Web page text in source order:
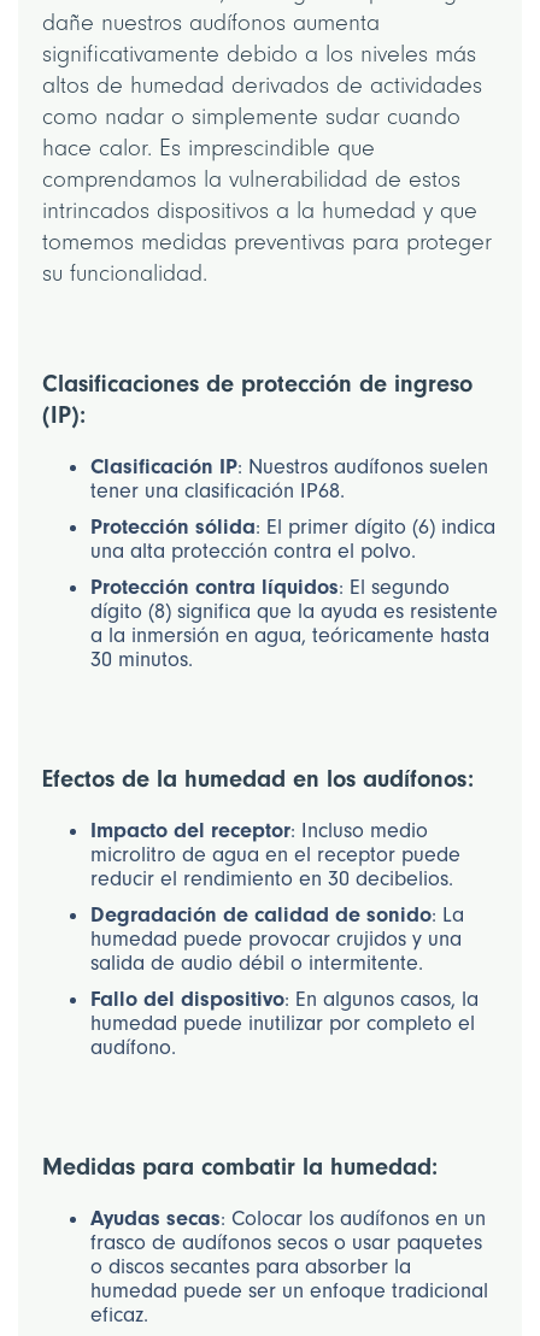
dañe nuestros audífonos aumenta
significativamente debido a los niveles más
altos de humedad derivados de actividades
como nadar o simplemente sudar cuando
hace calor. Es imprescindible que
comprendamos la vulnerabilidad de estos
intrincados dispositivos a la humedad y que
tomemos medidas preventivas para proteger
su funcionalidad.
Clasificaciones de protección de ingreso
(IP):
Clasificación IP: Nuestros audífonos suelen
tener una clasificación IP68.
Protección sólida: El primer dígito (6) indica
una alta protección contra el polvo.
Protección contra líquidos: El segundo
dígito (8) significa que la ayuda es resistente
a la inmersión en agua, teóricamente hasta
30 minutos.
Efectos de la humedad en los audífonos:
Impacto del receptor: Incluso medio
microlitro de agua en el receptor puede
reducir el rendimiento en 30 decibelios.
Degradación de calidad de sonido: La
humedad puede provocar crujidos y una
salida de audio débil o intermitente.
Fallo del dispositivo: En algunos casos, la
humedad puede inutilizar por completo el
audífono.
Medidas para combatir la humedad:
Ayudas secas: Colocar los audífonos en un
frasco de audífonos secos o usar paquetes
o discos secantes para absorber la
humedad puede ser un enfoque tradicional
eficaz.